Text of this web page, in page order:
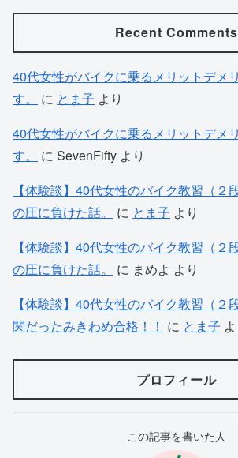
Recent Comments
40代女性がバイクに乗るメリットデメ
す。
に とま子 より
40代女性がバイクに乗るメリットデメ
す。
に SevenFifty より
【体験談】40代女性のバイク教習（２
の圧に負けた話。
に とま子 より
【体験談】40代女性のバイク教習（２
の圧に負けた話。
に まめよ より
【体験談】40代女性のバイク教習（２
関だったみきわめ合格！！ に とま子
プロフィール
この記事を書いた人